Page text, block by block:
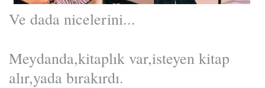
Ve dada nicelerini...
Meydanda,kitaplık var,isteyen kitap
alır,yada bırakırdı.